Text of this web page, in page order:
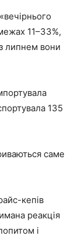
11–33%,
липнем вони
135
саме
кепів
реакція
і